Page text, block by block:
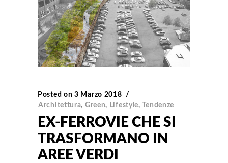
Posted on 3 Marzo 2018
Architettura, Green, Lifestyle, Tendenze
EX-FERROVIE CHE SI
TRASFORMANO IN
AREE VERDI